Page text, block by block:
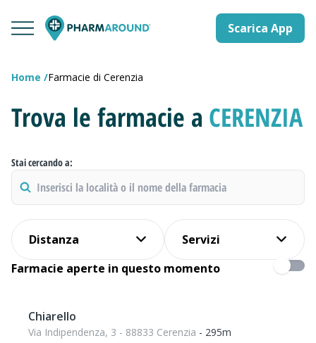
Scarica App
Home Farmacie di Cerenzia
Trova le farmacie a CERENZIA
Stai cercando a:
Distanza
Servizi
Farmacie aperte in questo momento
Chiarello
Via Indipendenza, 3 - 88833 Cerenzia - 295m